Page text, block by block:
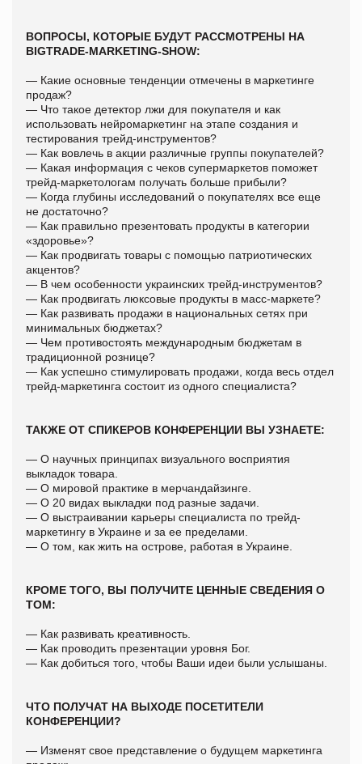
ВОПРОСЫ, КОТОРЫЕ БУДУТ РАССМОТРЕНЫ НА
BIGTRADE-MARKETING-SHOW:
— Какие основные тенденции отмечены в маркетинге
продаж?
— Что такое детектор лжи для покупателя и как
использовать нейромаркетинг на этапе создания и
тестирования трейд-инструментов?
— Как вовлечь в акции различные группы покупателей?
— Какая информация с чеков супермаркетов поможет
трейд-маркетологам получать больше прибыли?
— Когда глубины исследований о покупателях все еще
не достаточно?
— Как правильно презентовать продукты в категории
«здоровье»?
— Как продвигать товары с помощью патриотических
акцентов?
— В чем особенности украинских трейд-инструментов?
— Как продвигать люксовые продукты в масс-маркете?
— Как развивать продажи в национальных сетях при
минимальных бюджетах?
— Чем противостоять международным бюджетам в
традиционной рознице?
— Как успешно стимулировать продажи, когда весь отдел
трейд-маркетинга состоит из одного специалиста?
ТАКЖЕ ОТ СПИКЕРОВ КОНФЕРЕНЦИИ ВЫ УЗНАЕТЕ:
— О научных принципах визуального восприятия
выкладок товара.
— О мировой практике в мерчандайзинге.
— О 20 видах выкладки под разные задачи.
— О выстраивании карьеры специалиста по трейд-
маркетингу в Украине и за ее пределами.
— О том, как жить на острове, работая в Украине.
КРОМЕ ТОГО, ВЫ ПОЛУЧИТЕ ЦЕННЫЕ СВЕДЕНИЯ О
ТОМ:
— Как развивать креативность.
— Как проводить презентации уровня Бог.
— Как добиться того, чтобы Ваши идеи были услышаны.
ЧТО ПОЛУЧАТ НА ВЫХОДЕ ПОСЕТИТЕЛИ
КОНФЕРЕНЦИИ?
— Изменят свое представление о будущем маркетинга